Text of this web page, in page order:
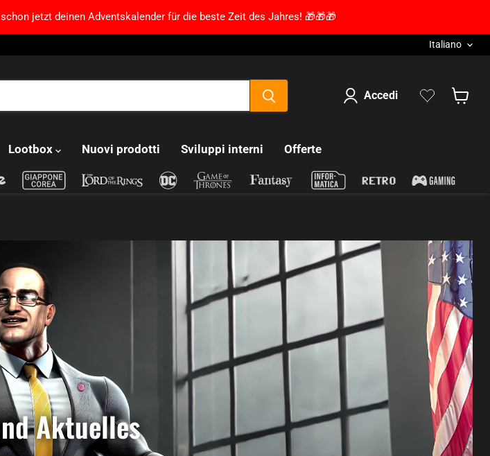
jetzt deinen Adventskalender für die beste Zeit des Jahres! 🎁🎁🎁
Lingua
Italiano
Accedi
Lootbox Nuovi prodotti Sviluppi interni Offerte
Aktuelles